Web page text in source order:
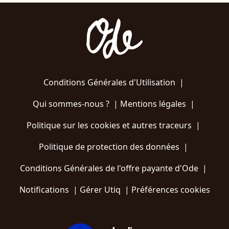
Conditions Générales d'Utilisation |
Qui sommes-nous ?| Mentions légales |
Politique sur les cookies et autres traceurs |
Politique de protection des données |
Conditions Générales de l'offre payante d'Ode |
Notifications | Gérer Utiq | Préférences cookies